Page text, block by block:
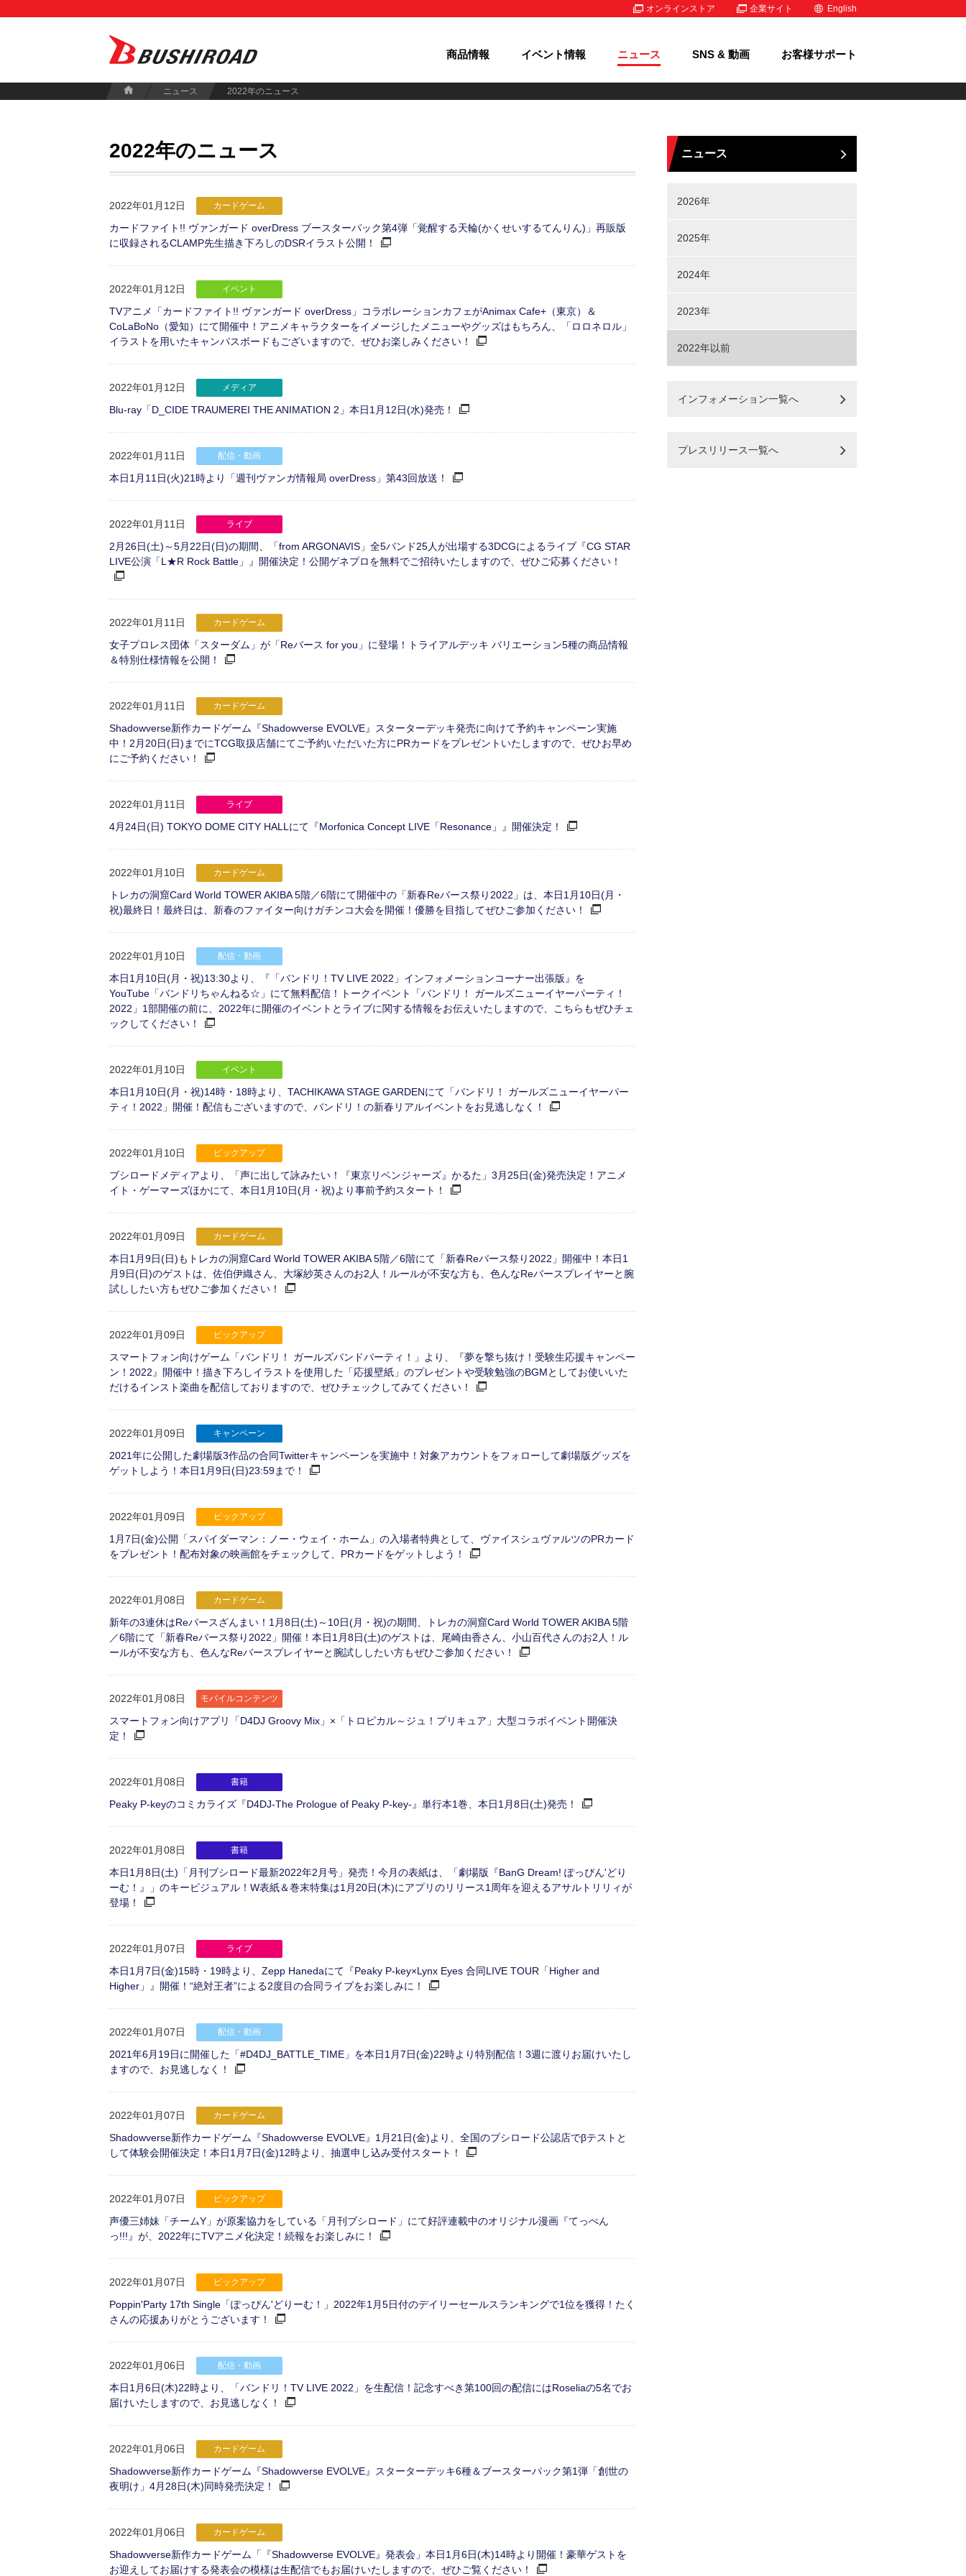
オンラインストア 企業サイト English
商品情報 イベント情報 ニュース SNS & 動画 お客様サポート
ニュース 2022年のニュース
2022年のニュース
2022年01月12日 カードゲーム
カードファイト!! ヴァンガード overDress ブースターパック第4弾「覚醒する天輪(かくせいするてんりん)」再販版
に収録されるCLAMP先生描き下ろしのDSRイラスト公開！
2022年01月12日 イベント
TVアニメ「カードファイト!! ヴァンガード overDress」コラボレーションカフェがAnimax Cafe+（東京）＆
CoLaBoNo（愛知）にて開催中！アニメキャラクターをイメージしたメニューやグッズはもちろん、「ロロネロル」
イラストを用いたキャンパスボードもございますので、ぜひお楽しみください！
2022年01月12日 メディア
Blu-ray「D_CIDE TRAUMEREI THE ANIMATION 2」本日1月12日(水)発売！
2022年01月11日 配信・動画
本日1月11日(火)21時より「週刊ヴァンガ情報局 overDress」第43回放送！
2022年01月11日 ライブ
2月26日(土)～5月22日(日)の期間、「from ARGONAVIS」全5バンド25人が出場する3DCGによるライブ『CG STAR
LIVE公演「L★R Rock Battle」』開催決定！公開ゲネプロを無料でご招待いたしますので、ぜひご応募ください！
2022年01月11日 カードゲーム
女子プロレス団体「スターダム」が「Reバース for you」に登場！トライアルデッキ バリエーション5種の商品情報
＆特別仕様情報を公開！
2022年01月11日 カードゲーム
Shadowverse新作カードゲーム『Shadowverse EVOLVE』スターターデッキ発売に向けて予約キャンペーン実施
中！2月20日(日)までにTCG取扱店舗にてご予約いただいた方にPRカードをプレゼントいたしますので、ぜひお早め
にご予約ください！
2022年01月11日 ライブ
4月24日(日) TOKYO DOME CITY HALLにて『Morfonica Concept LIVE「Resonance」』開催決定！
2022年01月10日 カードゲーム
トレカの洞窟Card World TOWER AKIBA 5階／6階にて開催中の「新春Reバース祭り2022」は、本日1月10日(月・
祝)最終日！最終日は、新春のファイター向けガチンコ大会を開催！優勝を目指してぜひご参加ください！
2022年01月10日 配信・動画
本日1月10日(月・祝)13:30より、『「バンドリ！TV LIVE 2022」インフォメーションコーナー出張版』を
YouTube「バンドリちゃんねる☆」にて無料配信！トークイベント「バンドリ！ ガールズニューイヤーパーティ！
2022」1部開催の前に、2022年に開催のイベントとライブに関する情報をお伝えいたしますので、こちらもぜひチェ
ックしてください！
2022年01月10日 イベント
本日1月10日(月・祝)14時・18時より、TACHIKAWA STAGE GARDENにて「バンドリ！ ガールズニューイヤーパー
ティ！2022」開催！配信もございますので、バンドリ！の新春リアルイベントをお見逃しなく！
2022年01月10日 ピックアップ
ブシロードメディアより、「声に出して詠みたい！『東京リベンジャーズ』かるた」3月25日(金)発売決定！アニメ
イト・ゲーマーズほかにて、本日1月10日(月・祝)より事前予約スタート！
2022年01月09日 カードゲーム
本日1月9日(日)もトレカの洞窟Card World TOWER AKIBA 5階／6階にて「新春Reバース祭り2022」開催中！本日1
月9日(日)のゲストは、佐伯伊織さん、大塚紗英さんのお2人！ルールが不安な方も、色んなReバースプレイヤーと腕
試ししたい方もぜひご参加ください！
2022年01月09日 ピックアップ
スマートフォン向けゲーム「バンドリ！ ガールズバンドパーティ！」より、『夢を撃ち抜け！受験生応援キャンペー
ン！2022』開催中！描き下ろしイラストを使用した「応援壁紙」のプレゼントや受験勉強のBGMとしてお使いいた
だけるインスト楽曲を配信しておりますので、ぜひチェックしてみてください！
2022年01月09日 キャンペーン
2021年に公開した劇場版3作品の合同Twitterキャンペーンを実施中！対象アカウントをフォローして劇場版グッズを
ゲットしよう！本日1月9日(日)23:59まで！
2022年01月09日 ピックアップ
1月7日(金)公開「スパイダーマン：ノー・ウェイ・ホーム」の入場者特典として、ヴァイスシュヴァルツのPRカード
をプレゼント！配布対象の映画館をチェックして、PRカードをゲットしよう！
2022年01月08日 カードゲーム
新年の3連休はReバースざんまい！1月8日(土)～10日(月・祝)の期間、トレカの洞窟Card World TOWER AKIBA 5階
／6階にて「新春Reバース祭り2022」開催！本日1月8日(土)のゲストは、尾崎由香さん、小山百代さんのお2人！ル
ールが不安な方も、色んなReバースプレイヤーと腕試ししたい方もぜひご参加ください！
2022年01月08日 モバイルコンテンツ
スマートフォン向けアプリ「D4DJ Groovy Mix」×「トロピカル～ジュ！プリキュア」大型コラボイベント開催決
定！
2022年01月08日 書籍
Peaky P-keyのコミカライズ『D4DJ-The Prologue of Peaky P-key-』単行本1巻、本日1月8日(土)発売！
2022年01月08日 書籍
本日1月8日(土)「月刊ブシロード最新2022年2月号」発売！今月の表紙は、「劇場版『BanG Dream! ぽっぴん'どり
ーむ！』」のキービジュアル！W表紙＆巻末特集は1月20日(木)にアプリのリリース1周年を迎えるアサルトリリィが
登場！
2022年01月07日 ライブ
本日1月7日(金)15時・19時より、Zepp Hanedaにて『Peaky P-key×Lynx Eyes 合同LIVE TOUR「Higher and
Higher」』開催！“絶対王者”による2度目の合同ライブをお楽しみに！
2022年01月07日 配信・動画
2021年6月19日に開催した「#D4DJ_BATTLE_TIME」を本日1月7日(金)22時より特別配信！3週に渡りお届けいたし
ますので、お見逃しなく！
2022年01月07日 カードゲーム
Shadowverse新作カードゲーム『Shadowverse EVOLVE』1月21日(金)より、全国のブシロード公認店でβテストと
して体験会開催決定！本日1月7日(金)12時より、抽選申し込み受付スタート！
2022年01月07日 ピックアップ
声優三姉妹「チームY」が原案協力をしている「月刊ブシロード」にて好評連載中のオリジナル漫画『てっぺん
っ!!!』が、2022年にTVアニメ化決定！続報をお楽しみに！
2022年01月07日 ピックアップ
Poppin'Party 17th Single「ぽっぴん'どりーむ！」2022年1月5日付のデイリーセールスランキングで1位を獲得！たく
さんの応援ありがとうございます！
2022年01月06日 配信・動画
本日1月6日(木)22時より、「バンドリ！TV LIVE 2022」を生配信！記念すべき第100回の配信にはRoseliaの5名でお
届けいたしますので、お見逃しなく！
2022年01月06日 カードゲーム
Shadowverse新作カードゲーム『Shadowverse EVOLVE』スターターデッキ6種＆ブースターパック第1弾「創世の
夜明け」4月28日(木)同時発売決定！
2022年01月06日 カードゲーム
Shadowverse新作カードゲーム「『Shadowverse EVOLVE』発表会」本日1月6日(木)14時より開催！豪華ゲストを
お迎えしてお届けする発表会の模様は生配信でもお届けいたしますので、ぜひご覧ください！
ニュース
2026年
2025年
2024年
2023年
2022年以前
インフォメーション一覧へ
プレスリリース一覧へ